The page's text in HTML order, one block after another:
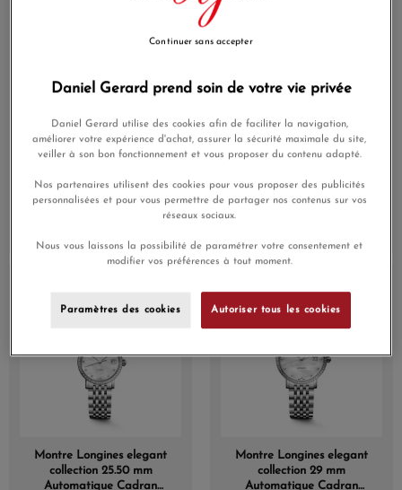
collection 29 mm
Automatique Cadran
collection 25.50 mm
Automatique Cadran
Montre Longines elegant
collection 25.50 mm
Automatique Cadran
Montre Longines elegant
collection 29 mm
Automatique Cadran
Daniel Gerard prend soin de votre vie privée
Daniel Gerard utilise des cookies afin de faciliter la navigation,
améliorer votre expérience d'achat, assurer la sécurité maximale du site,
veiller à son bon fonctionnement et vous proposer du contenu adapté.
Nos partenaires utilisent des cookies pour vous proposer des publicités
personnalisées et pour vous permettre de partager nos contenus sur vos
réseaux sociaux.
Nous vous laissons la possibilité de paramétrer votre consentement et
modifier vos préférences à tout moment.
Paramètres des cookies Autoriser tous les cookies
Continuer sans accepter